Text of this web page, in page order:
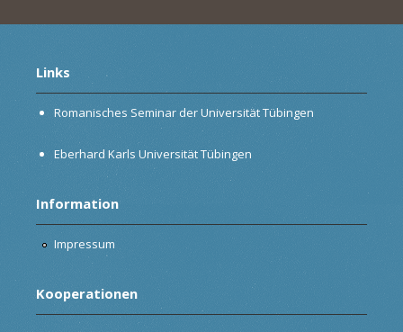
Links
Romanisches Seminar der Universität Tübingen
Eberhard Karls Universität Tübingen
Information
Impressum
Kooperationen